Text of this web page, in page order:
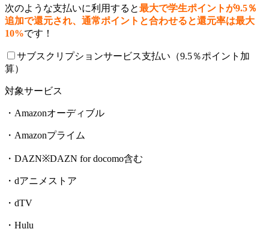
次のような支払いに利用すると最大で学生ポイントが9.5％
追加で還元され、通常ポイントと合わせると還元率は最大
10%です！
サブスクリプションサービス支払い（9.5％ポイント加
算）
対象サービス
・Amazonオーディブル
・Amazonプライム
・DAZN※DAZN for docomo含む
・dアニメストア
・dTV
・Hulu